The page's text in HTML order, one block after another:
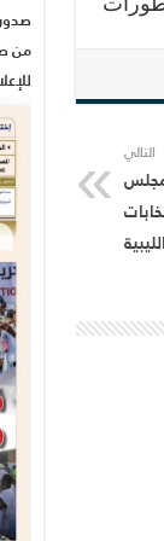
التالي
من